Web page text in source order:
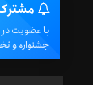
با عضویت در
جشنواره و